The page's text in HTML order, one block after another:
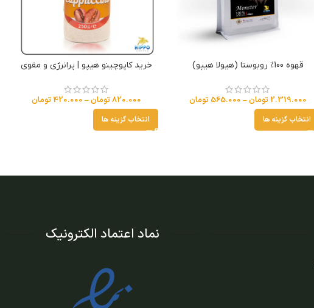
قهوه 100% روبوستا (هیولا هیپو)
2.319.000 تومان–
565.000 تومان
انتخاب گزینه ها
خرید کاپوچینو هیپو | پرانرژی و مقوی
820.000تومان–
420.000 تومان
انتخاب گزینه ها
نماد اعتماد الکترونیک